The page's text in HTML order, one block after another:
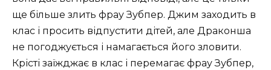
ще більше злить фрау Зубпер. Джим заходить в
клас і просить відпустити дітей, але Драконша
не погоджується і намагається його зловити.
Крісті заїжджає в клас і перемагає фрау Зубпер,